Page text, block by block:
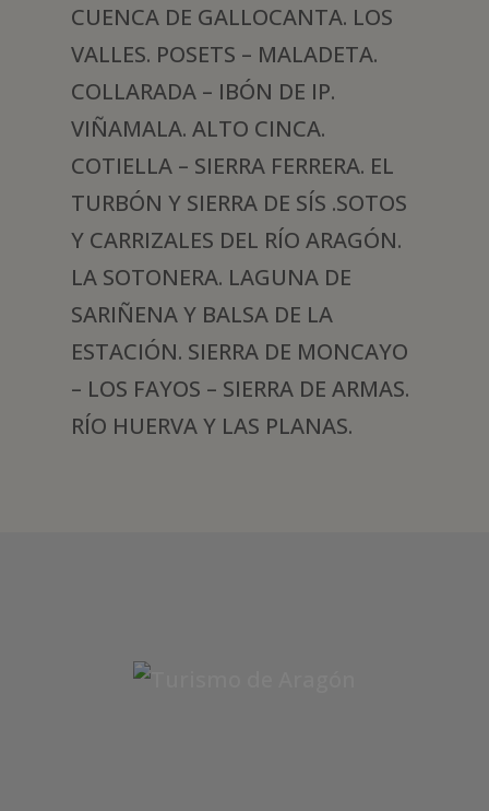
CUENCA DE GALLOCANTA. LOS
VALLES. POSETS – MALADETA.
COLLARADA – IBÓN DE IP.
VIÑAMALA. ALTO CINCA.
COTIELLA – SIERRA FERRERA. EL
TURBÓN Y SIERRA DE SÍS .SOTOS
Y CARRIZALES DEL RÍO ARAGÓN.
LA SOTONERA. LAGUNA DE
SARIÑENA Y BALSA DE LA
ESTACIÓN. SIERRA DE MONCAYO
– LOS FAYOS – SIERRA DE ARMAS.
RÍO HUERVA Y LAS PLANAS.